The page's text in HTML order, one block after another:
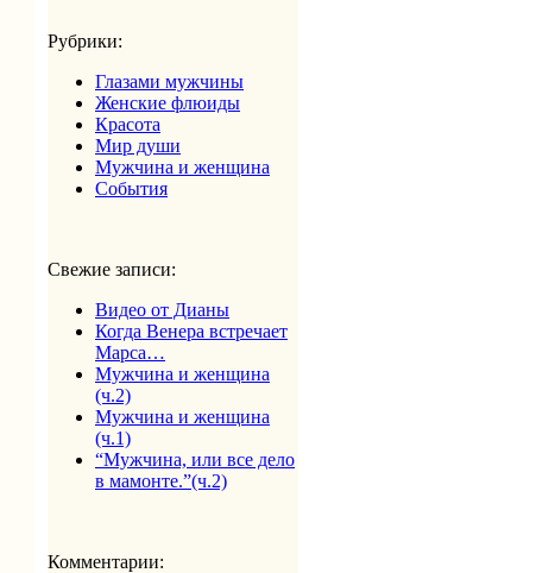
Рубрики:
Глазами мужчины
Женские флюиды
Красота
Мир души
Мужчина и женщина
События
Свежие записи:
Видео от Дианы
Когда Венера встречает
Марса…
Мужчина и женщина
(ч.2)
Мужчина и женщина
(ч.1)
“Мужчина, или все дело
в мамонте.”(ч.2)
Комментарии: